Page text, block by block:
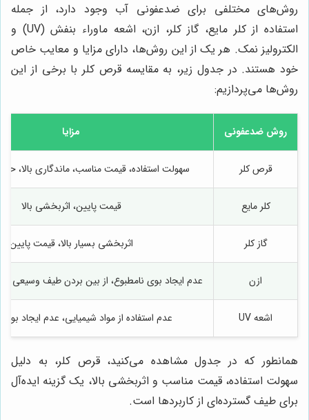
روش‌های مختلفی برای ضدعفونی آب وجود دارد، از جمله
استفاده از کلر مایع، گاز کلر، ازن، اشعه ماوراء بنفش (UV) و
الکترولیز نمک. هر یک از این روش‌ها، دارای مزایا و معایب خاص
خود هستند. در جدول زیر، به مقایسه قرص کلر با برخی از این
روش‌ها می‌پردازیم:
روش ضدعفونی مزایا
قرص کلر سهولت استفاده، قیمت مناسب، ماندگاری بالا،
کلر مایع قیمت پایین، اثربخشی بالا
گاز کلر اثربخشی بسیار بالا، قیمت پایین
ازن عدم ایجاد بوی نامطبوع، از بین بردن طیف وسیعی از
اشعه UV عدم استفاده از مواد شیمیایی، عدم ایجاد
همانطور که در جدول مشاهده می‌کنید، قرص کلر، به دلیل
سهولت استفاده، قیمت مناسب و اثربخشی بالا، یک گزینه ایده‌آل
برای طیف گسترده‌ای از کاربردها است.